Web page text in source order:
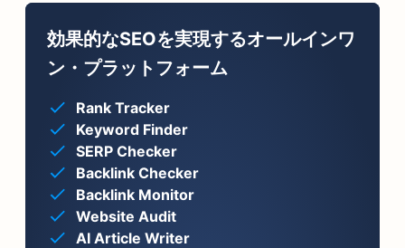
効果的なSEOを実現するオールインワ
ン・プラットフォーム
Rank Tracker
Keyword Finder
SERP Checker
Backlink Checker
Backlink Monitor
Website Audit
AI Article Writer